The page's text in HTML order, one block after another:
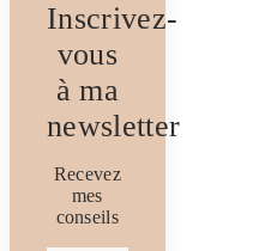
Inscrivez-
vous
à ma
newsletter
Recevez
mes
conseils